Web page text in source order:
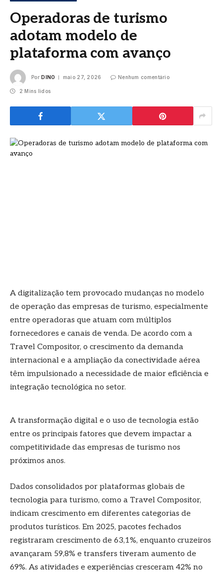
Operadoras de turismo
adotam modelo de
plataforma com avanço
Por DINO maio 27, 2026 Nenhum comentário
2 Mins lidos
A digitalização tem provocado mudanças no modelo
de operação das empresas de turismo, especialmente
entre operadoras que atuam com múltiplos
fornecedores e canais de venda. De acordo com a
Travel Compositor, o crescimento da demanda
internacional e a ampliação da conectividade aérea
têm impulsionado a necessidade de maior eficiência e
integração tecnológica no setor.
A transformação digital e o uso de tecnologia estão
entre os principais fatores que devem impactar a
competitividade das empresas de turismo nos
próximos anos.
Dados consolidados por plataformas globais de
tecnologia para turismo, como a Travel Compositor,
indicam crescimento em diferentes categorias de
produtos turísticos. Em 2025, pacotes fechados
registraram crescimento de 63,1%, enquanto cruzeiros
avançaram 59,8% e transfers tiveram aumento de
69%. As atividades e experiências cresceram 42% no